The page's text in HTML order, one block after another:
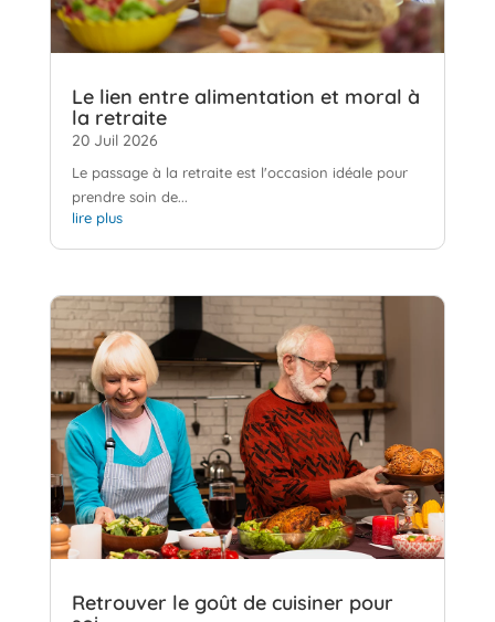
Le lien entre alimentation et moral à
la retraite
20 Juil 2026
Le passage à la retraite est l'occasion idéale pour
prendre soin de...
lire plus
Retrouver le goût de cuisiner pour